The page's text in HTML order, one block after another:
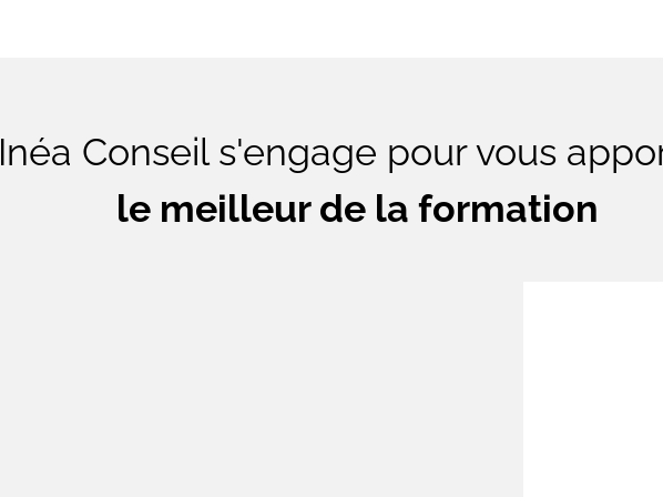
Inéa Conseil s'engage pour vous
le meilleur de la formation